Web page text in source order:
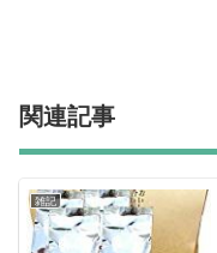
関連記事
雑記